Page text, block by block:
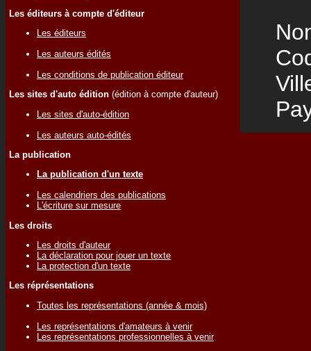
Les éditeurs à compte d'éditeur
Les éditeurs
Les auteurs édités
Les conditions de publication éditeur
Les sites d'auto édition (édition à compte d'auteur)
Les sites d'auto-édition
Les auteurs auto-édités
La publication
La publication d'un texte
Les calendriers des publications
L'écriture sur mesure
Les droits
Les droits d'auteur
La déclaration pour jouer un texte
La protection d'un texte
Les réprésentations
Toutes les représentations (année & mois)
Les représentations d'amateurs à venir
Les représentations professionnelles à venir